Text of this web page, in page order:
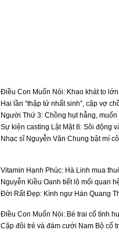
Điều Con Muốn Nói: Khao khát to
Hai lần “thập tử nhất sinh”, cặp vợ
Người Thứ 3: Chồng hụt hẫng,
Sự kiện casting Lật Mặt 8: Sôi động
Nhạc sĩ Nguyễn Văn Chung bật mí
Vitamin Hạnh Phúc: Hà Linh mua
Nguyễn Kiều Oanh tiết lộ mối quan
Đời Rất Đẹp: Kình ngư Hán Quang
Điều Con Muốn Nói: Bé trai cố tình
Cặp đôi trẻ và đám cưới Nam Bộ cổ